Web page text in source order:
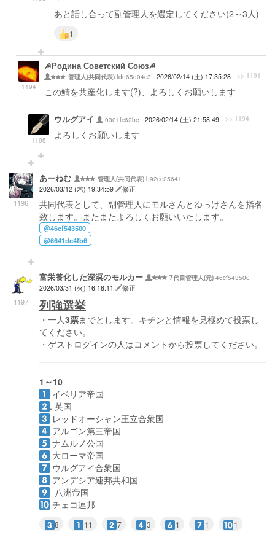
あと話し合って副管理人を選定してください(2～3人)
1
1194
☭Родина Советский Союз☭
管理人(共同代表) fde65d04c3 2026/02/14 (土) 17:35:28 >> 1191
この鯖を共産化します(?)、よろしくお願いします
1195
ウルグアイ 0301fc62be 2026/02/14 (土) 21:58:49 >> 1194
よろしくお願いします
1196
あーねむ 管理人(共同代表) b92cc25641
2026/03/12 (木) 19:34:59
修正
共同代表として、副管理人にモルさんとゆっけさんを指名
致します。またまたよろしくお願いいたします。
@46cf543500
@6641dc4fb6
1197
富栄養化した深溟のモルカー 7代目管理人(元) 46cf543500
2026/03/31 (火) 16:18:11
修正
列強選挙
・一人3票までとします。キチンと情報を見極めて投票し
てください。
・ゲストログインの人はコメントから投票してください。
1～10
イベリア帝国
. 英国
レッドオーシャン王立合衆国
アルゴン第三帝国
ナムルノ公国
大ローマ帝国
ウルグアイ合衆国
アンデシア連邦共和国
八洲帝国
チェコ連邦
8 11 7 3 1 1 1